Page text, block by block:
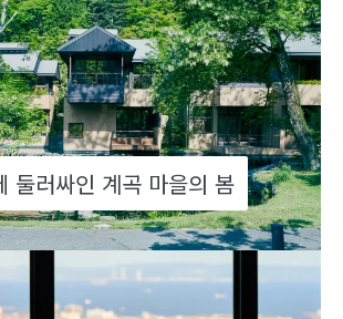
둘러싸인 계곡 마을의 봄